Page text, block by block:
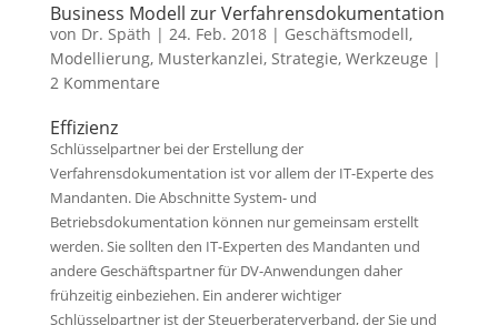
Business Modell zur Verfahrensdokumentation
von Dr. Späth | 24. Feb. 2018| Geschäftsmodell,
Modellierung, Musterkanzlei, Strategie, Werkzeuge |
2 Kommentare
Effizienz
Schlüsselpartner bei der Erstellung der
Verfahrensdokumentation ist vor allem der IT-Experte des
Mandanten. Die Abschnitte System- und
Betriebsdokumentation können nur gemeinsam erstellt
werden. Sie sollten den IT-Experten des Mandanten und
andere Geschäftspartner für DV-Anwendungen daher
frühzeitig einbeziehen. Ein anderer wichtiger
Schlüsselpartner ist der Steuerberaterverband, der Sie und